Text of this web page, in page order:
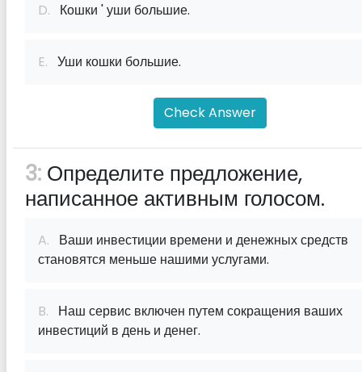
D. Кошки ' уши большие.
E. Уши кошки большие.
Check Answer
3: Определите предложение,
написанное активным голосом.
A. Ваши инвестиции времени и денежных средств
становятся меньше нашими услугами.
B. Наш сервис включен путем сокращения ваших
инвестиций в день и денег.